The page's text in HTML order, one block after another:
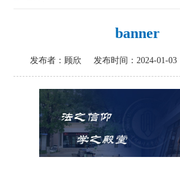
banner
发布者：顾欣 发布时间：2024-01-03